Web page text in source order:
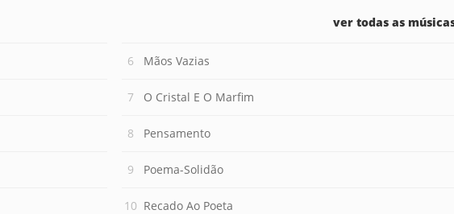
Mãos Vazias
O Cristal E O Marfim
Pensamento
Poema-Solidão
Recado Ao Poeta
ver todas as